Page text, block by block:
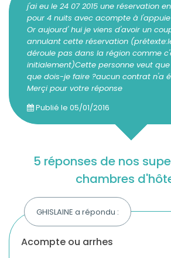
j'ai eu le 24 07 2015 une réservation
pour 4 nuits avec acompte à l'appuie
Or aujourd' hui je viens d'avoir un
annulant cette réservation
déroule pas dans la région comme
initialement)Cette personne veut
que dois-je faire ?aucun contrat n'a
Merçi pour votre réponse
Publié le 05/01/2016
5 réponses de nos supers gîtes et
chambres
GHISLAINE a répondu :
acompte ou arrhes